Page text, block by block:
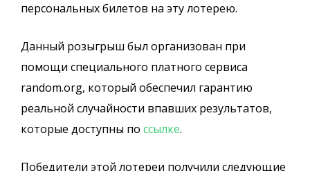
персональных билетов на эту лотерею.
Данный розыгрыш был организован при
помощи специального платного сервиса
random.org, который обеспечил гарантию
реальной случайности впавших результатов,
которые доступны по ссылке.
Победители этой лотереи получили следующие